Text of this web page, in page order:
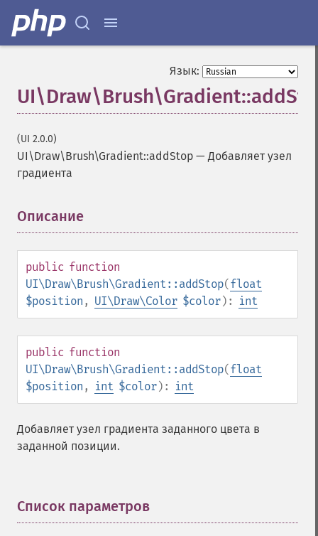
Язык:
(UI 2.0.0)
UI\Draw\Brush\Gradient::addStop —Добавляет узел
градиента
Описание
public function
UI\Draw\Brush\Gradient::addStop(float
$position , UI\Draw\Color $color): int
public function
UI\Draw\Brush\Gradient::addStop(float
$position , int $color): int
Добавляет узел градиента заданного цвета в
заданной позиции.
Список параметров